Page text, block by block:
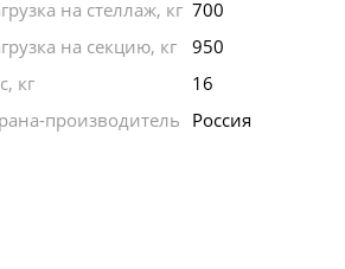
на стеллаж, кг 700
на секцию, кг
950
кг
16
производитель Россия